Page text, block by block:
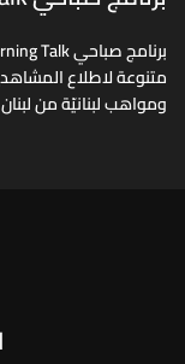
متنوعة لاطلاع
ومواهب لبنانيّة من